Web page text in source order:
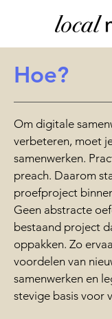
Hoe?
Om digitale
verbeteren, moet
samenwerken.
preach. Daarom
proefproject
Geen abstracte
bestaand project
oppakken. Zo
voordelen van
samenwerken en
stevige basis voor